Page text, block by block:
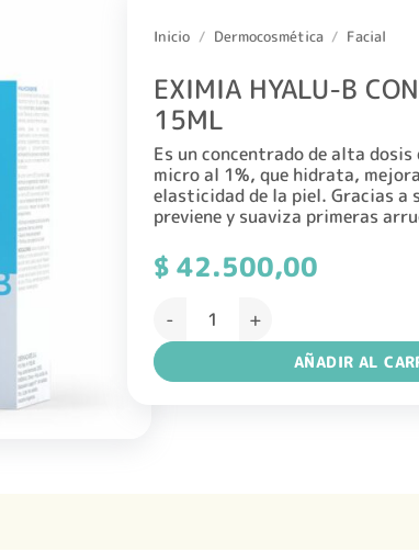
Inicio / Dermocosmética / Facial
EXIMIA HYALU-B
15ML
Es un concentrado de alta
micro al 1%, que hidrata,
elasticidad de la piel. Gracias
previene y suaviza primeras
$ 42.500,00
EXIMIA HYALU-B CONCENTRE
AÑADIR AL